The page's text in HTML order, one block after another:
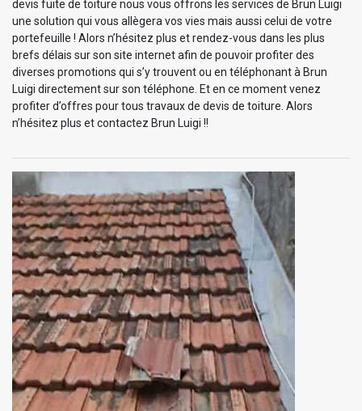
devis fuite de toiture nous vous offrons les services de Brun Luigi
une solution qui vous allègera vos vies mais aussi celui de votre
portefeuille ! Alors n’hésitez plus et rendez-vous dans les plus
brefs délais sur son site internet afin de pouvoir profiter des
diverses promotions qui s’y trouvent ou en téléphonant à Brun
Luigi directement sur son téléphone. Et en ce moment venez
profiter d’offres pour tous travaux de devis de toiture. Alors
n’hésitez plus et contactez Brun Luigi !!